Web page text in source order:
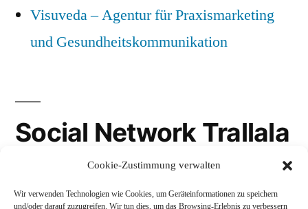
Cookie-Zustimmung verwalten
Wir verwenden Technologien wie Cookies, um Geräteinformationen zu speichern
und/oder darauf zuzugreifen. Wir tun dies, um das Browsing-Erlebnis zu verbessern
Visuveda – Agentur für Praxismarketing
und Gesundheitskommunikation
Social Network Trallala
LinkedIn